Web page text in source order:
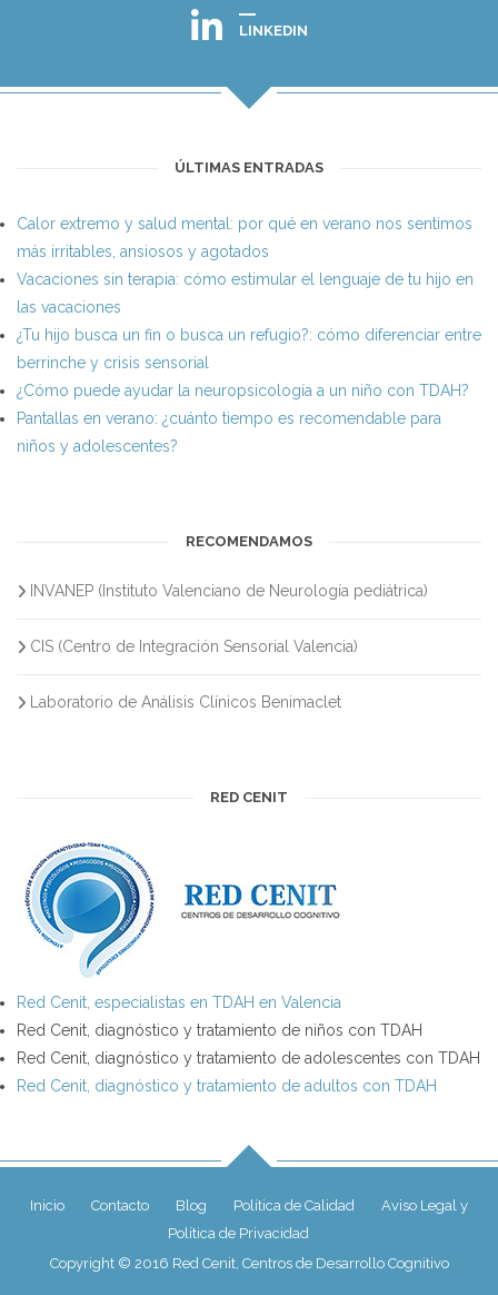
LINKEDIN
ÚLTIMAS ENTRADAS
Calor extremo y salud mental: por qué en verano nos sentimos
más irritables, ansiosos y agotados
Vacaciones sin terapia: cómo estimular el lenguaje de tu hijo en
las vacaciones
¿Tu hijo busca un fin o busca un refugio?: cómo diferenciar entre
berrinche y crisis sensorial
¿Cómo puede ayudar la neuropsicología a un niño con TDAH?
Pantallas en verano: ¿cuánto tiempo es recomendable para
niños y adolescentes?
RECOMENDAMOS
INVANEP (Instituto Valenciano de Neurología pediátrica)
CIS (Centro de Integración Sensorial Valencia)
Laboratorio de Análisis Clínicos Benimaclet
RED CENIT
Red Cenit, especialistas en TDAH en Valencia
Red Cenit, diagnóstico y tratamiento de niños con TDAH
Red Cenit, diagnóstico y tratamiento de adolescentes con TDAH
Red Cenit, diagnóstico y tratamiento de adultos con TDAH
Inicio Contacto Blog Política de Calidad
Aviso Legal y
Política de Privacidad
Copyright © 2016 Red Cenit, Centros de Desarrollo Cognitivo